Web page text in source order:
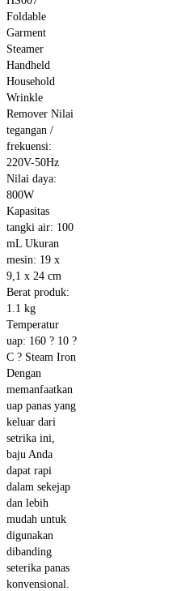
Foldable
Garment
Steamer
Handheld
Household
Wrinkle
Remover Nilai
tegangan /
frekuensi:
220V-50Hz
Nilai daya:
800W
Kapasitas
tangki air: 100
mL Ukuran
mesin: 19 x
9,1 x 24 cm
Berat produk:
1.1 kg
Temperatur
uap: 160 ? 10 ?
C ? Steam Iron
Dengan
memanfaatkan
uap panas yang
keluar dari
setrika ini,
baju Anda
dapat rapi
dalam sekejap
dan lebih
mudah untuk
digunakan
dibanding
seterika panas
konvensional.